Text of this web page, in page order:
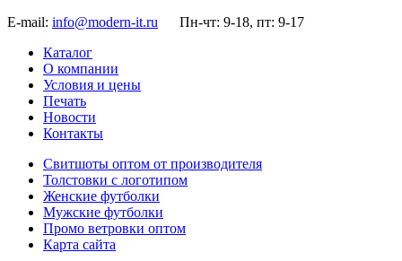
E-mail: info@modern-it.ru
Пн-чт: 9-18, пт: 9-17
Каталог
О компании
Условия и цены
Печать
Новости
Контакты
Свитшоты оптом от производителя
Толстовки с логотипом
Женские футболки
Мужские футболки
Промо ветровки оптом
Карта сайта